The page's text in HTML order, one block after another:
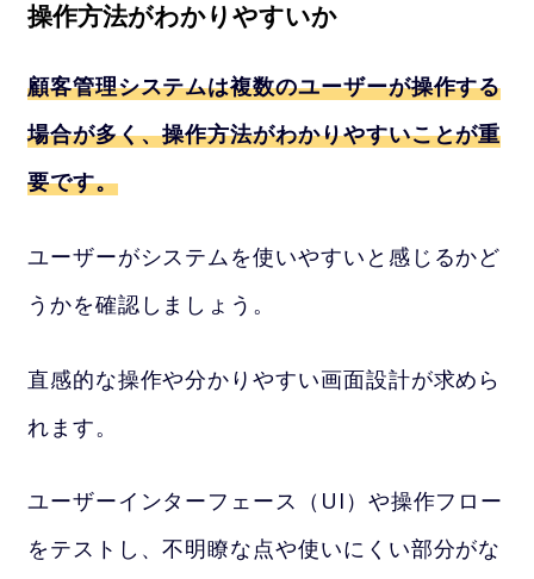
操作方法がわかりやすいか
顧客管理システムは複数のユーザーが操作する
場合が多く、操作方法がわかりやすいことが重
要です。
ユーザーがシステムを使いやすいと感じるかど
うかを確認しましょう。
直感的な操作や分かりやすい画面設計が求めら
れます。
ユーザーインターフェース（UI）や操作フロー
をテストし、不明瞭な点や使いにくい部分がな